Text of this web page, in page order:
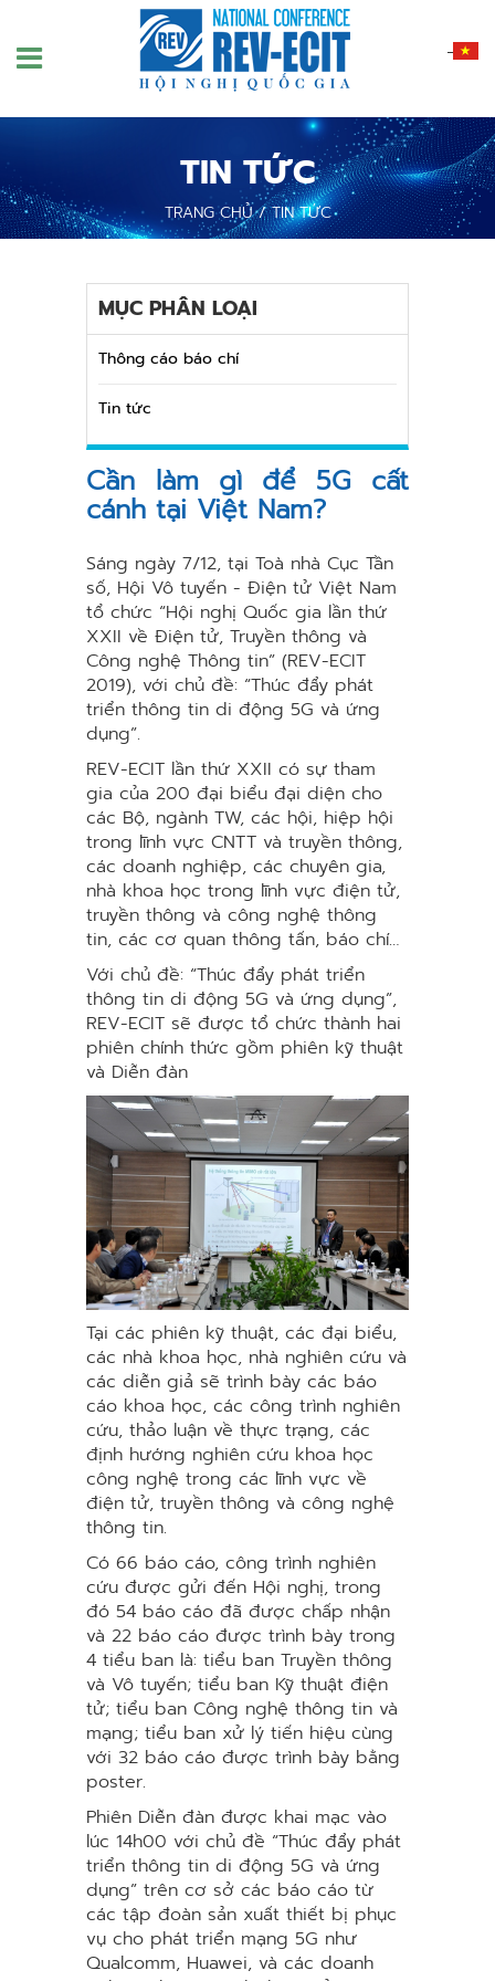
nội
TIN TỨC
TRANG CHỦ/TIN TỨC
MỤC PHÂN LOẠI
Thông cáo báo chí
Tin tức
Cần làm gì để 5G cất
cánh tại Việt Nam?
Sáng ngày 7/12, tại Toà nhà Cục Tần
số, Hội Vô tuyến - Điện tử Việt Nam
tổ chức “Hội nghị Quốc gia lần thứ
XXII về Điện tử, Truyền thông và
Công nghệ Thông tin” (REV-ECIT
2019), với chủ đề: “Thúc đẩy phát
triển thông tin di động 5G và ứng
dụng”.
REV-ECIT lần thứ XXII có sự tham
gia của 200 đại biểu đại diện cho
các Bộ, ngành TW, các hội, hiệp hội
trong lĩnh vực CNTT và truyền thông,
các doanh nghiệp, các chuyên gia,
nhà khoa học trong lĩnh vực điện tử,
truyền thông và công nghệ thông
tin, các cơ quan thông tấn, báo chí…
Với chủ đề: “Thúc đẩy phát triển
thông tin di động 5G và ứng dụng”,
REV-ECIT sẽ được tổ chức thành hai
phiên chính thức gồm phiên kỹ thuật
và Diễn đàn
Tại các phiên kỹ thuật, các đại biểu,
các nhà khoa học, nhà nghiên cứu và
các diễn giả sẽ trình bày các báo
cáo khoa học, các công trình nghiên
cứu, thảo luận về thực trạng, các
định hướng nghiên cứu khoa học
công nghệ trong các lĩnh vực về
điện tử, truyền thông và công nghệ
thông tin.
Có 66 báo cáo, công trình nghiên
cứu được gửi đến Hội nghị, trong
đó 54 báo cáo đã được chấp nhận
và 22 báo cáo được trình bày trong
4 tiểu ban là: tiểu ban Truyền thông
và Vô tuyến; tiểu ban Kỹ thuật điện
tử; tiểu ban Công nghệ thông tin và
mạng; tiểu ban xử lý tiến hiệu cùng
với 32 báo cáo được trình bày bằng
poster.
Phiên Diễn đàn được khai mạc vào
lúc 14h00 với chủ đề “Thúc đẩy phát
triển thông tin di động 5G và ứng
dụng” trên cơ sở các báo cáo từ
các tập đoàn sản xuất thiết bị phục
vụ cho phát triển mạng 5G như
Qualcomm, Huawei, và các doanh